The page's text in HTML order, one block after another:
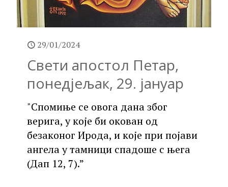
29/01/2024
Свети апостол Петар,
понедјељак, 29. јануар
"Спомиње се овога дана због
верига, у које би окован од
безаконог Ирода, и које при појави
ангела у тамници спадоше с њега
(Дап 12, 7).”